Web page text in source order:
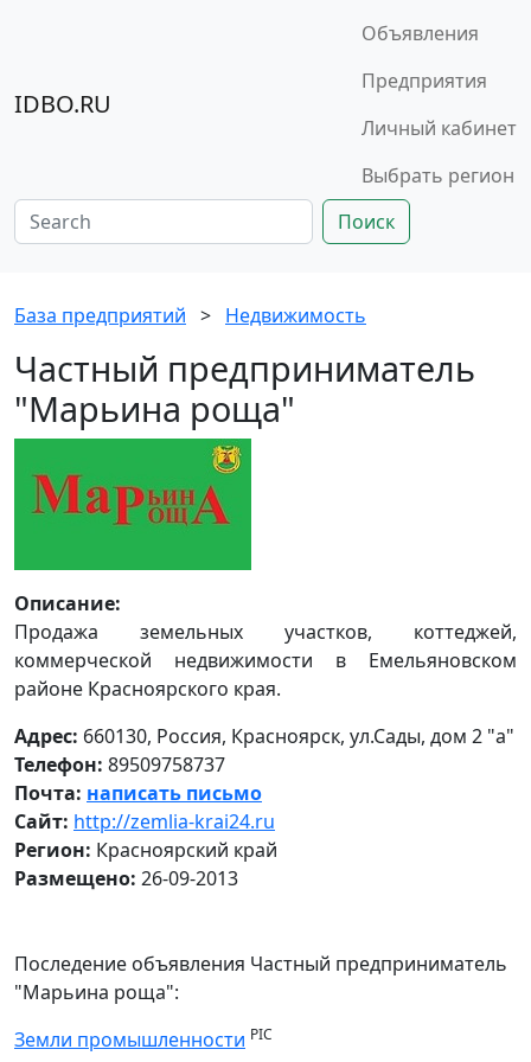
IDBO.RU
Объявления
Предприятия
Личный кабинет
Выбрать регион
Поиск
База предприятий > Недвижимость
Частный предприниматель
"Марьина роща"
Описание:
Продажа земельных участков, коттеджей,
коммерческой недвижимости в Емельяновском
районе Красноярского края.
Адрес: 660130, Россия, Красноярск, ул.Сады, дом 2 "а"
Телефон: 89509758737
Почта: написать письмо
Сайт: http://zemlia-krai24.ru
Регион: Красноярский край
Размещено: 26-09-2013
Последение объявления Частный предприниматель
"Марьина роща":
Земли промышленности PIC